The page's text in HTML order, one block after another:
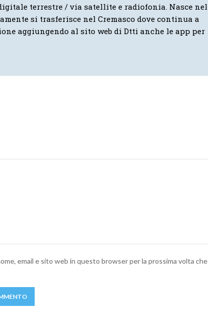
terrestre / via satellite e radiofonia. Nasce nel
si trasferisce nel Cremasco dove continua a
aggiungendo al sito web di Dtti anche le app per
email e sito web in questo browser per la prossima volta che